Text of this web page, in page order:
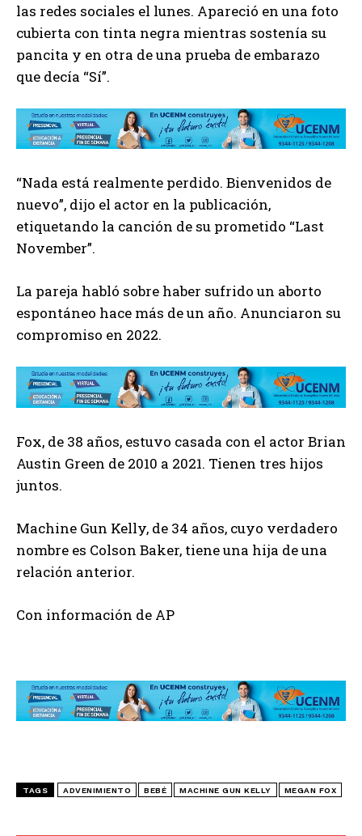
las redes sociales el lunes. Apareció en una foto
cubierta con tinta negra mientras sostenía su
pancita y en otra de una prueba de embarazo
que decía “Sí”.
“Nada está realmente perdido. Bienvenidos de
nuevo”, dijo el actor en la publicación,
etiquetando la canción de su prometido “Last
November”.
La pareja habló sobre haber sufrido un aborto
espontáneo hace más de un año. Anunciaron su
compromiso en 2022.
Fox, de 38 años, estuvo casada con el actor Brian
Austin Green de 2010 a 2021. Tienen tres hijos
juntos.
Machine Gun Kelly, de 34 años, cuyo verdadero
nombre es Colson Baker, tiene una hija de una
relación anterior.
Con información de AP
TAGS ADVENIMIENTO BEBÉ MACHINE GUN KELLY MEGAN FOX